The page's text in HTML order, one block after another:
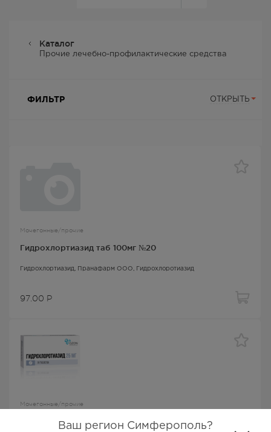
Ваш регион Симферополь?
Каталог
Прочие лечебно-профилактические средства
ФИЛЬТР ОТКРЫТЬ
Мочегонные/прочие
Гидрохлортиазид таб 100мг №20
Гидрохлортиазид, Пранафарм ООО, Гидрохлоротиазид
97.00 Р
Мочегонные/прочие
Гидрохлортиазид таб 25мг №20